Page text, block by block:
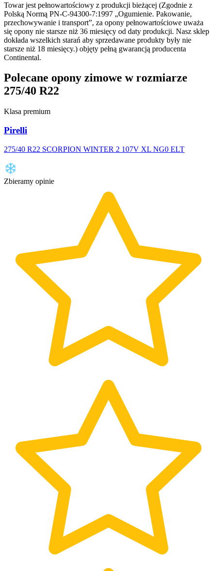
Towar jest pełnowartościowy z produkcji bieżącej (Zgodnie z
Polską Normą PN-C-94300-7:1997 „Ogumienie. Pakowanie,
przechowywanie i transport”, za opony pełnowartościowe uważa
się opony nie starsze niż 36 miesięcy od daty produkcji. Nasz sklep
dokłada wszelkich starań aby sprzedawane produkty były nie
starsze niż 18 miesięcy.) objęty pełną gwarancją producenta
Continental.
Polecane opony zimowe w rozmiarze
275/40 R22
Klasa premium
Pirelli
275/40 R22 SCORPION WINTER 2 107V XL NG0 ELT
Zbieramy opinie